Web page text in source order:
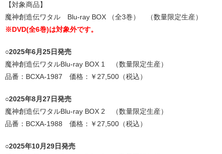
【対象商品】
魔神創造伝ワタル Blu-ray BOX （全3巻） （数量限定生産）
※DVD(全6巻)は対象外です。
○2025年6月25日発売
魔神創造伝ワタルBlu-ray BOX 1 （数量限定生産）
品番：BCXA-1987 価格：￥27,500（税込）
○2025年8月27日発売
魔神創造伝ワタルBlu-ray BOX 2 （数量限定生産）
品番：BCXA-1988 価格：￥27,500（税込）
○2025年10月29日発売